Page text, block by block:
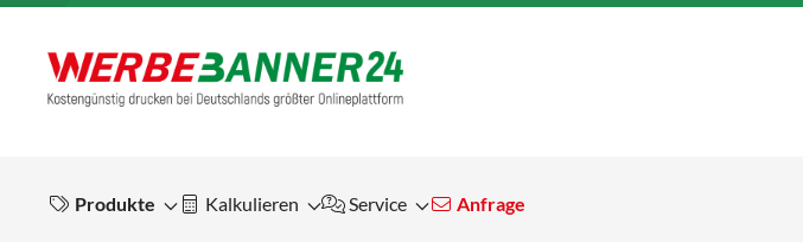
Produkte Kalkulieren Service Anfrage